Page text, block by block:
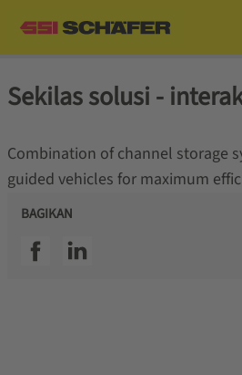
Sekilas solusi -
Combination of channel storage
guided vehicles for maximum
BAGIKAN
SSI facebookSSI linkedin